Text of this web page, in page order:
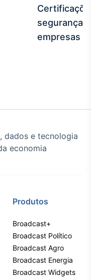
segurança
empresas
dados e tecnologia
economia
Produtos
Broadcast+
Broadcast Político
Broadcast Agro
Broadcast Energia
Broadcast Widgets